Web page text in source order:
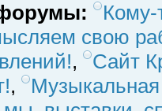
Кому-
свою
, Сайт
,